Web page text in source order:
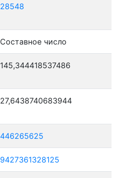
28548
Составное число
145,344418537486
27,6438740683944
446265625
9427361328125